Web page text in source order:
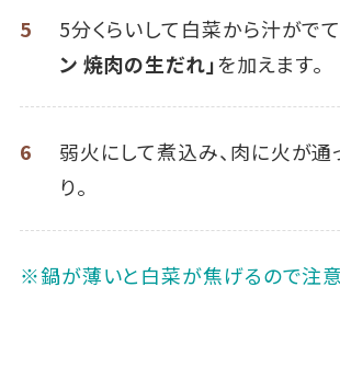
5 5分くらいして白菜から汁がでて
ン 焼肉の生だれ」を加えます。
6
弱火にして煮込み、肉に火が通
り。
※鍋が薄いと白菜が焦げるので注意